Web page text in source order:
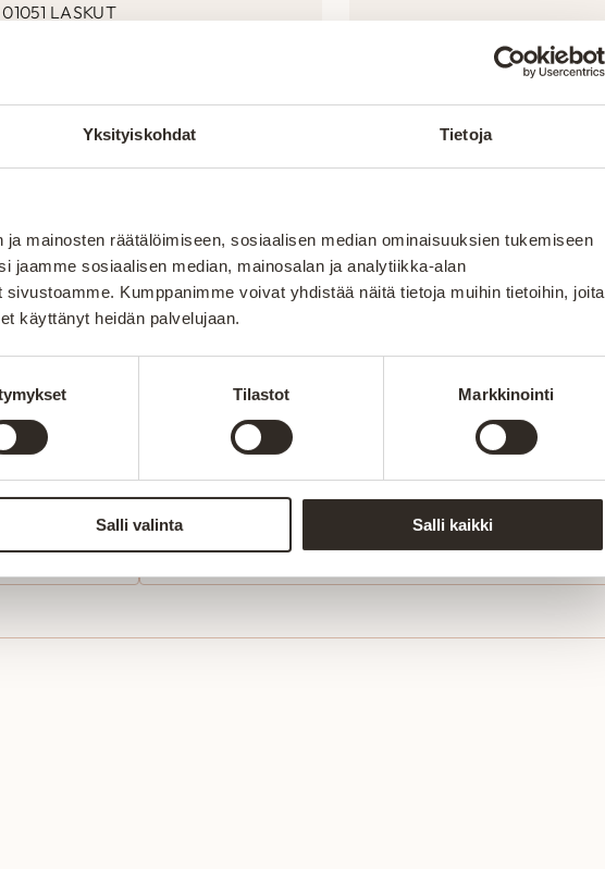
Yksityiskohdat Tietoja
mainosten räätälöimiseen, sosiaalisen median ominaisuuksien tukemiseen
jaamme sosiaalisen median, mainosalan ja analytiikka-alan
Kumppanimme voivat yhdistää näitä tietoja muihin tietoihin, joita
käyttänyt heidän palvelujaan.
Tilastot Markkinointi
Salli valinta Salli kaikki
01051 LASKUT
lähettää muita kuin laskuja.
viesti lomakkeella
Puhelin